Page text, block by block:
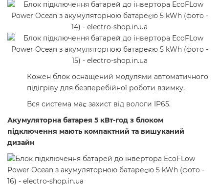
Кожен блок оснащений модулями автоматичного
підігріву для безперебійної роботи взимку.
Вся система має захист від вологи IP65.
Акумуляторна батарея 5 кВт-год з блоком
підключення мають компактний та вишуканий
дизайн